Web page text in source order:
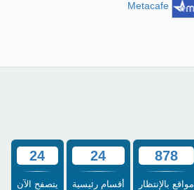
Metacafe
878
مواقع بالإنتظار
24
أقسام رئيسية
24
يتصفح الآن